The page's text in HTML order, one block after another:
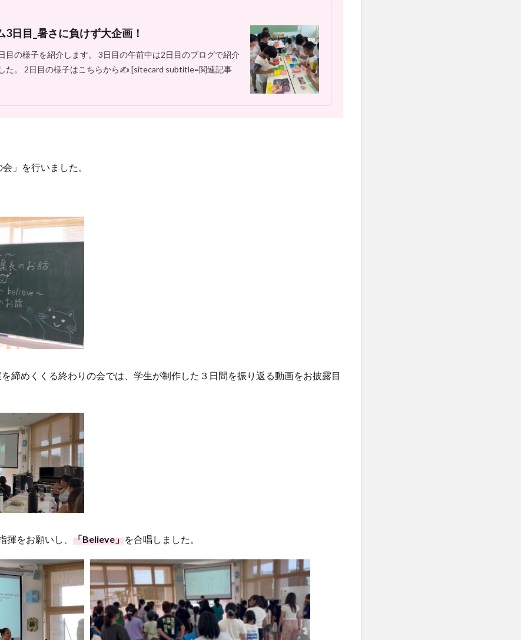
3日目_暑さに負けず大企画！
目の様子を紹介します。 3日目の午前中は2日目のブログで紹介
た。 2日目の様子はこちらから✍️ [sitecard subtitle=関連記事
」を行いました。
締めくくる終わりの会では、学生が制作した３日間を振り返る動画をお披露目
揮をお願いし、 「Believe」を合唱しました。